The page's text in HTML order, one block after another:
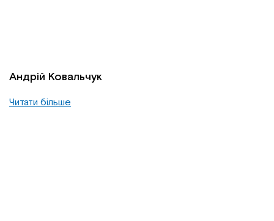
Андрій Ковальчук
Читати більше